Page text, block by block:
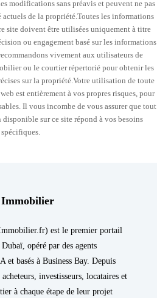
modifications sans préavis et peuvent ne pas
de la propriété.Toutes les informations
site doivent être utilisées uniquement à titre
ou engagement basé sur les informations
vivement aux utilisateurs de
ou le courtier répertorié pour obtenir les
sur la propriété.Votre utilisation de toute
est entièrement à vos propres risques, pour
Il vous incombe de vous assurer que tout
sur ce site répond à vos besoins
spécifiques.
Immobilier
est le premier portail
opéré par des agents
basés à Business Bay. Depuis
investisseurs, locataires et
à chaque étape de leur projet